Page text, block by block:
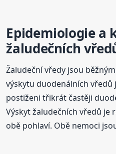
Epidemiologie a
žaludečních
Žaludeční vředy jsou
výskytu duodenálních
postiženi třikrát častěji
Výskyt žaludečních vředů je
obě pohlaví. Obě nemoci